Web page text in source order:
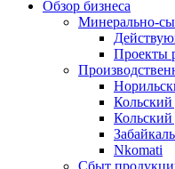
Обзор бизнеса
Минерально-
Проекты
Nkomati
Сбыт